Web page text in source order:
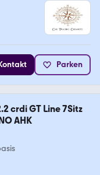
Parken
crdi GT Line 7Sitz
AHK